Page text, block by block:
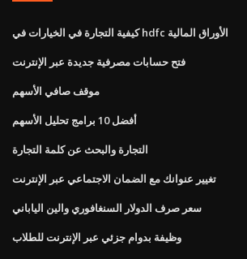
كيفية التجارة في الخيارات في hdfc الأوراق المالية
فتح حسابات مصرفية جديدة عبر الإنترنت
موقف صافي الأسهم
أفضل 10 برامج تحليل الأسهم
التجارة والبحث عن كلمة التجارة
تغيير عنوانك مع الضمان الاجتماعي عبر الإنترنت
سعر صرف الدولار السنغافوري والين الياباني
وظيفة بدوام جزئي عبر الإنترنت للطلاب